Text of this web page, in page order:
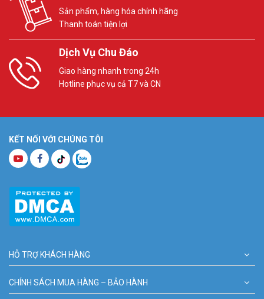
Sản phẩm, hàng hóa chính hãng
Thanh toán tiện lợi
Dịch Vụ Chu Đáo
Giao hàng nhanh trong 24h
Hotline phục vụ cả T7 và CN
KẾT NỐI VỚI CHÚNG TÔI
HỖ TRỢ KHÁCH HÀNG
CHÍNH SÁCH MUA HÀNG – BẢO HÀNH